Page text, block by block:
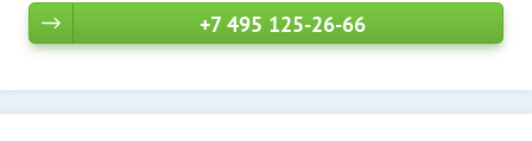
+7 495 125-26-66